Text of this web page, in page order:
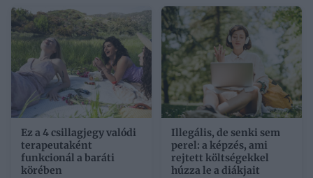
Ez a 4 csillagjegy valódi
terapeutaként
funkcionál a baráti
körében
Illegális, de senki sem
perel: a képzés, ami
rejtett költségekkel
húzza le a diákjait